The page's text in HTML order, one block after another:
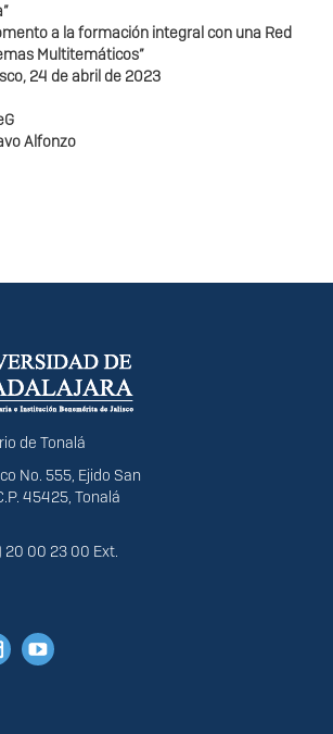
a la formación integral con una Red
Multitemáticos”
24 de abril de 2023
Alfonzo
del
de Tonalá
No. 555, Ejido San
45425, Tonalá
20 00 23 00 Ext.